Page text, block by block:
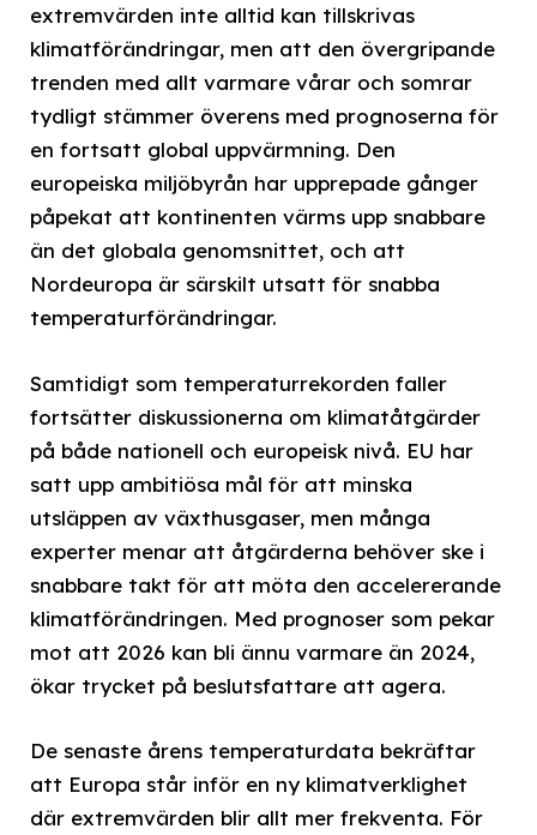
extremvärden inte alltid kan tillskrivas
klimatförändringar, men att den övergripande
trenden med allt varmare vårar och somrar
tydligt stämmer överens med prognoserna för
en fortsatt global uppvärmning. Den
europeiska miljöbyrån har upprepade gånger
påpekat att kontinenten värms upp snabbare
än det globala genomsnittet, och att
Nordeuropa är särskilt utsatt för snabba
temperaturförändringar.
Samtidigt som temperaturrekorden faller
fortsätter diskussionerna om klimatåtgärder
på både nationell och europeisk nivå. EU har
satt upp ambitiösa mål för att minska
utsläppen av växthusgaser, men många
experter menar att åtgärderna behöver ske i
snabbare takt för att möta den accelererande
klimatförändringen. Med prognoser som pekar
mot att 2026 kan bli ännu varmare än 2024,
ökar trycket på beslutsfattare att agera.
De senaste årens temperaturdata bekräftar
att Europa står inför en ny klimatverklighet
där extremvärden blir allt mer frekventa. För